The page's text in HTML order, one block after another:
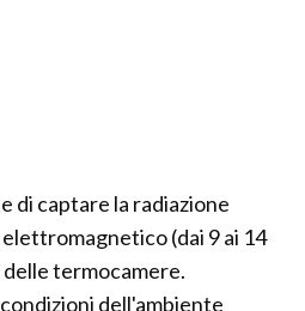
di captare la radiazione
(dai 9 ai 14
termocamere.
dell'ambiente